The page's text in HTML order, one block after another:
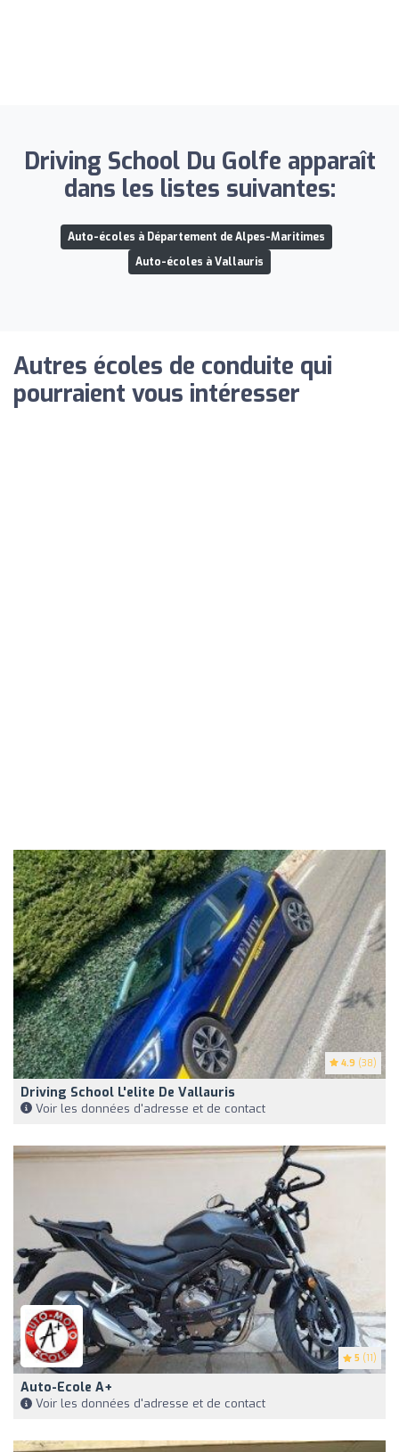
Driving School Du Golfe apparaît
dans les listes suivantes:
Auto-écoles à Département de Alpes-Maritimes
Auto-écoles à Vallauris
Autres écoles de conduite qui
pourraient vous intéresser
4.9 (38)
Driving School L'elite De Vallauris
Voir les données d'adresse et de contact
5 (11)
Auto-Ecole A+
Voir les données d'adresse et de contact